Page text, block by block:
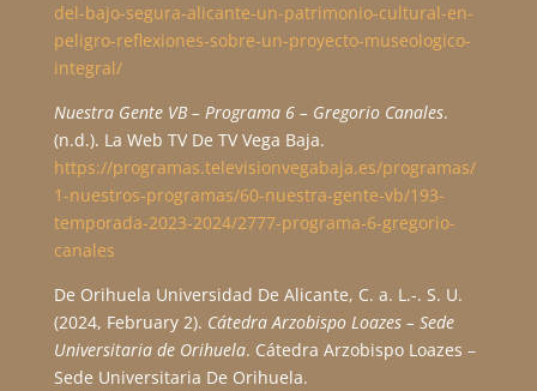
del-bajo-segura-alicante-un-patrimonio-cultural-en-
peligro-reflexiones-sobre-un-proyecto-museologico-
integral/
Nuestra Gente VB – Programa 6 – Gregorio Canales.
(n.d.). La Web TV De TV Vega Baja.
https://programas.televisionvegabaja.es/programas/
1-nuestros-programas/60-nuestra-gente-vb/193-
temporada-2023-2024/2777-programa-6-gregorio-
canales
De Orihuela Universidad De Alicante, C. a. L.-. S. U.
(2024, February 2). Cátedra Arzobispo Loazes – Sede
Universitaria de Orihuela. Cátedra Arzobispo Loazes –
Sede Universitaria De Orihuela.